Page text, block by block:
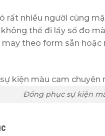
rất nhiều người cùng
thể đi lấy số đo
may theo form sẵn
Đồng phục sự kiện